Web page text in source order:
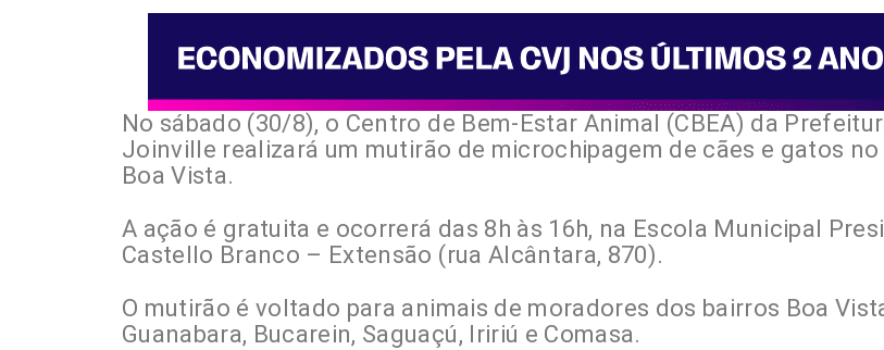
No sábado (30/8), o Centro de Bem-Estar Animal (CBEA) da
Joinville realizará um mutirão de microchipagem de cães e gatos no
Boa Vista.
A ação é gratuita e ocorrerá das 8h às 16h, na Escola Municipal
Castello Branco – Extensão (rua Alcântara, 870).
O mutirão é voltado para animais de moradores dos bairros Boa
Guanabara, Bucarein, Saguaçú, Iririú e Comasa.